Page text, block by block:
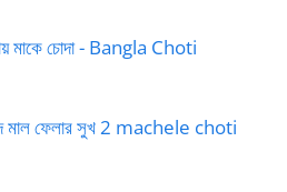
মাকে চোদা - Bangla Choti
মাল ফেলার সুখ 2 machele choti